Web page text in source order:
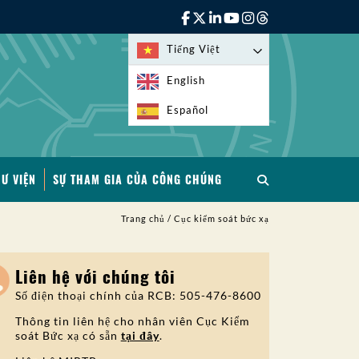
Tiếng Việt
English
Español
VIỆN SỰ THAM GIA CỦA CÔNG CHÚNG
Trang chủ / Cục kiểm soát bức xạ
Liên hệ với chúng tôi
Số điện thoại chính của RCB: 505-476-8600
Thông tin liên hệ cho nhân viên Cục Kiểm
soát Bức xạ có sẵn tại đây.